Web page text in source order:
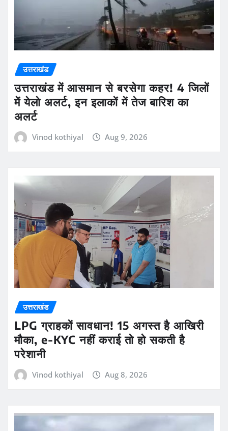
उत्तराखंड
उत्तराखंड में आसमान से बरसेगा कहर! 4 जिलों
में येलो अलर्ट, इन इलाकों में तेज बारिश का
अलर्ट
Vinod kothiyal Aug 9, 2026
उत्तराखंड
LPG ग्राहकों सावधान! 15 अगस्त है आखिरी
मौका, e-KYC नहीं कराई तो हो सकती है
परेशानी
Vinod kothiyal Aug 8, 2026